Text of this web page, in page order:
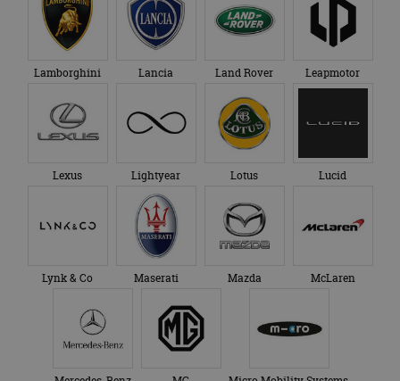
Lamborghini Lancia Land Rover Leapmotor
Lexus Lightyear Lotus Lucid
Lynk & Co Maserati Mazda McLaren